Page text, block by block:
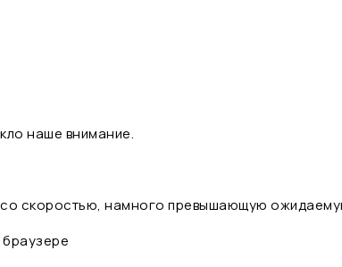
наше внимание.
со скоростью, намного превышающую